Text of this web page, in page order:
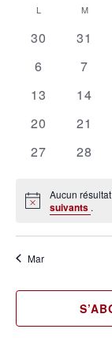
Calendrier
de
L M
0
30
0
31
0
6
0
7
0
13
0
14
0
20
0
21
0
27
0
28
Notice
Aucun
suivants .
Mar